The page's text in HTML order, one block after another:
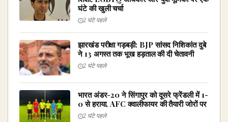
घंटे की खुली चर्चा
2 घंटे पहले
झारखंड परीक्षा गड़बड़ी: BJP सांसद निशिकांत दुबे
ने 13 अगस्त तक भूख हड़ताल की दी चेतावनी
2 घंटे पहले
भारत अंडर-20 ने सिंगापुर को दूसरे फ्रेंडली में 1-
0 से हराया, AFC क्वालीफायर की तैयारी जोरों पर
2 घंटे पहले